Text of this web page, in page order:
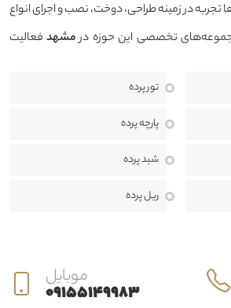
تور پرده
پارچه پرده
شید پرده
ریل پرده
تجربه در زمینه طراحی، دوخت، نصب و اجرای انواع
تخصصی این حوزه درمشهد فعالیت
تجاری برای مشتریان خود خلق کنیم.
ساده نیست، بلکه بخشی مهم از طراحی داخلی و
نصب و خدمات پس از فروش، در کنار مشتریان
موبایل
09155149983